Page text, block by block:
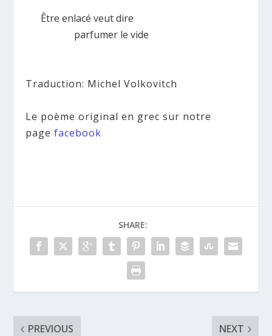
Être enlacé veut dire
parfumer le vide
Traduction: Michel Volkovitch
Le poème original en grec sur notre
pagefacebook
SHARE:
PREVIOUS NEXT